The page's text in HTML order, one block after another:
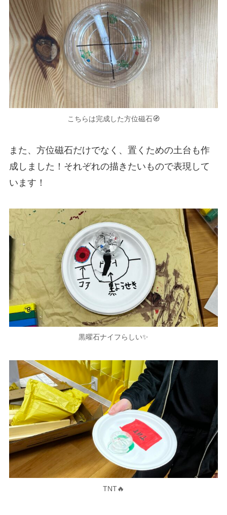
こちらは完成した方位磁石🧭
また、方位磁石だけでなく、置くための土台も作
成しました！それぞれの描きたいもので表現して
います！
黒曜石ナイフらしい✨
TNT🔥